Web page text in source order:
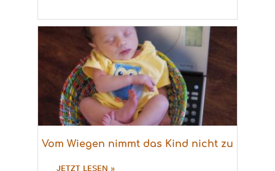
Vom Wiegen nimmt das Kind nicht zu
JETZT LESEN »